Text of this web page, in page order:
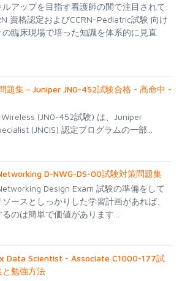
アップを目指す看護師の間で注目されて
資格認定およびCCRN-Pediatric試験 向け
臨床現場で培った知識を体系的に見直
題集－Juniper JN0-452試験合格 - 高命中 -
(JN0-452試験) は、Juniper
(JNCIS) 認定プログラムの一部...
D-NWG-DS-00試験対策問題集
Design Exam 試験の準備をして
ースとしっかりした学習計画があれば、
のは簡単で価値があります...
Data Scientist - Associate C1000-177試
勉強方法